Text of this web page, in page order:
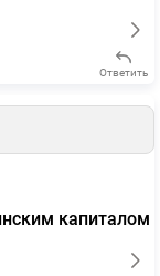
Ответить
капиталом